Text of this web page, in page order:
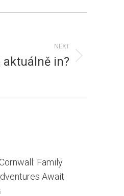
NEXT
aktuálně in?
Family
Await